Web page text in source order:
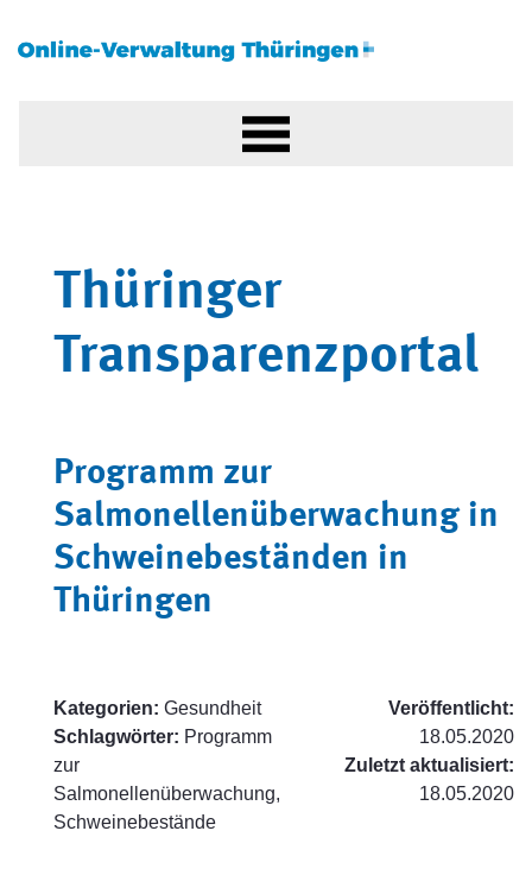
Thüringer
Transparenzportal
Programm zur
Salmonellenüberwachung in
Schweinebeständen in
Thüringen
Kategorien: Gesundheit
Schlagwörter: Programm
zur
Salmonellenüberwachung,
Schweinebestände
Veröffentlicht:
18.05.2020
Zuletzt aktualisiert:
18.05.2020